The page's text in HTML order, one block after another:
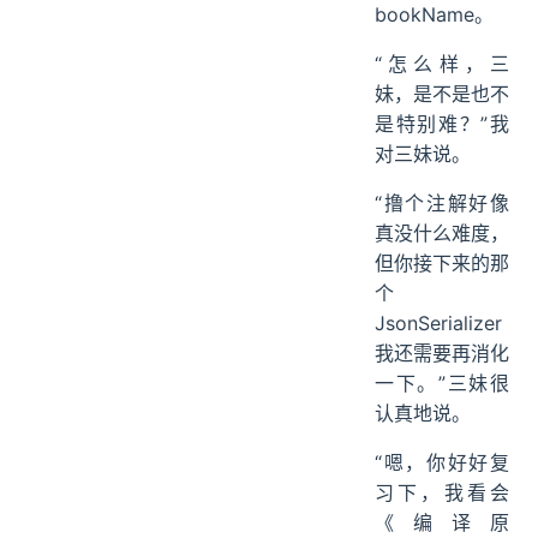
bookName。
“怎么样，三
妹，是不是也不
是特别难？”我
对三妹说。
“撸个注解好像
真没什么难度，
但你接下来的那
个
JsonSerializer
我还需要再消化
一下。”三妹很
认真地说。
“嗯，你好好复
习下，我看会
《编译原